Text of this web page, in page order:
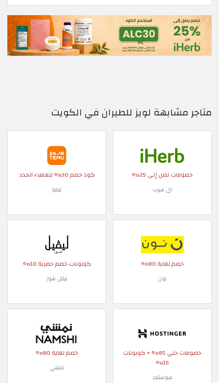
متاجر مشابهة لويز للطيران في الكويت
خصومات تصل إلى 25%
اي هيرب
كود خصم 30% للعملاء الجدد
تيمو
خصم لغاية 80%
نون
كوبونات خصم حصرية 10%
ليفل شوز
خصومات حتى 85% + كوبونات
15%
هوستنجر
خصم لغاية 80%
نمشي